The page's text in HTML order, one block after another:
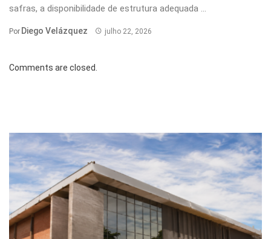
safras, a disponibilidade de estrutura adequada ...
Por Diego Velázquez julho 22, 2026
Comments are closed.